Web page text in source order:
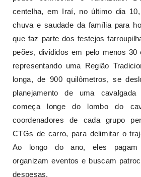
centelha, em Iraí, no último dia
chuva e saudade da família para
que faz parte dos festejos
peões, divididos em pelo menos
representando uma Região
longa, de 900 quilômetros, se
planejamento de uma
começa longe do lombo do
coordenadores de cada grupo
CTGs de carro, para delimitar o
Ao longo do ano, eles pagam
organizam eventos e buscam
despesas.